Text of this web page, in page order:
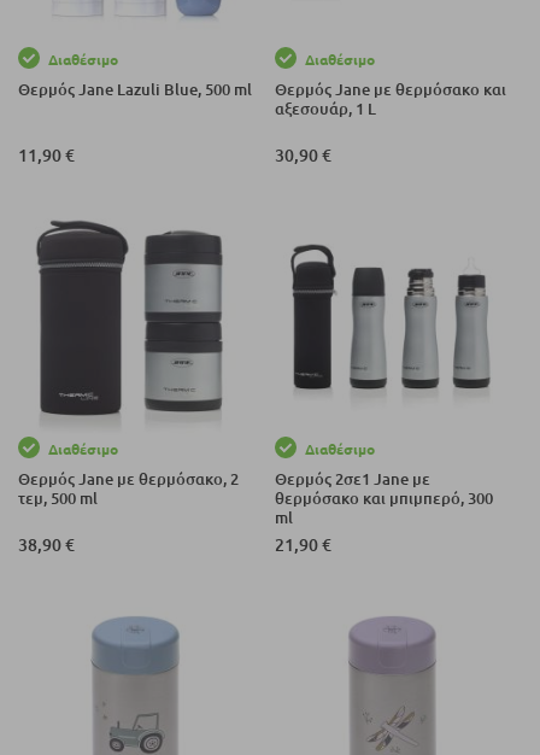
Διαθέσιμο
Θερμός Jane Lazuli Blue, 500 ml
11,90 €
Διαθέσιμο
Θερμός Jane με θερμόσακο και
αξεσουάρ, 1 L
30,90 €
Διαθέσιμο
Θερμός Jane με θερμόσακο, 2
τεμ, 500 ml
38,90 €
Διαθέσιμο
Θερμός 2σε1 Jane με
θερμόσακο και μπιμπερό, 300
ml
21,90 €